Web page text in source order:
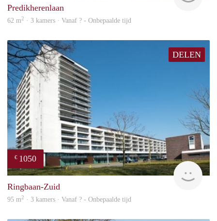
Predikherenlaan
62 m2 · 3 kamers · Vanaf ? - Onbepaalde tijd
DELEN
€ 1050
Ringbaan-Zuid
95 m2 · 3 kamers · Vanaf ? - Onbepaalde tijd